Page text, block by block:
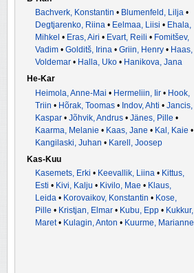
Bachverk, Konstantin • Blumenfeld, Lilja •
Degtjarenko, Riina • Eelmaa, Liisi • Ehala,
Mihkel • Eras, Airi • Evart, Reili • Fomitšev,
Vadim • Golditš, Irina • Griin, Henry • Haas,
Voldemar • Halla, Uko • Hanikova, Jana
He-Kar
Heimola, Anne-Mai • Hermeliin, Iir • Hook,
Triin • Hõrak, Toomas • Indov, Ahti • Jancis,
Kaspar • Jõhvik, Andrus • Jänes, Pille •
Kaarma, Melanie • Kaas, Jane • Kal, Kaie •
Kangilaski, Juhan • Karell, Joosep
Kas-Kuu
Kasemets, Erki • Keevallik, Liina • Kittus,
Esti • Kivi, Kalju • Kivilo, Mae • Klaus,
Leida • Korovaikov, Konstantin • Kose,
Pille • Kristjan, Elmar • Kubu, Epp • Kukkur,
Maret• Kulagin, Anton • Kuurme, Marianne